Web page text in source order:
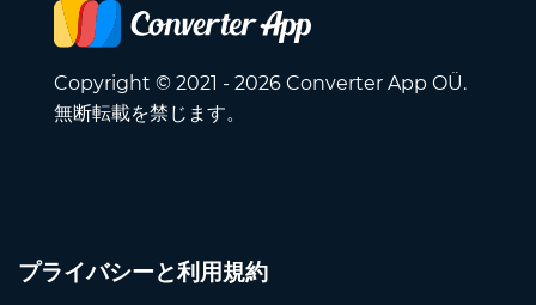
Copyright © 2021 - 2026 Converter App OÜ.
無断転載を禁じます。
プライバシーと利用規約